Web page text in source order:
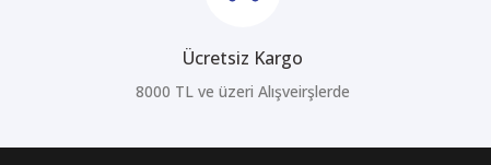
Ücretsiz Kargo
8000 TL ve üzeri Alışveirşlerde